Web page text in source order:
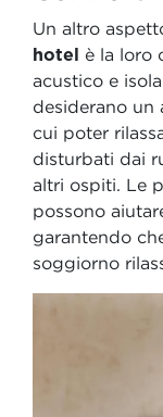
Un altro
hotel è la loro
acustico e
desiderano un
cui poter
disturbati dai
altri ospiti. Le
possono
garantendo
soggiorno